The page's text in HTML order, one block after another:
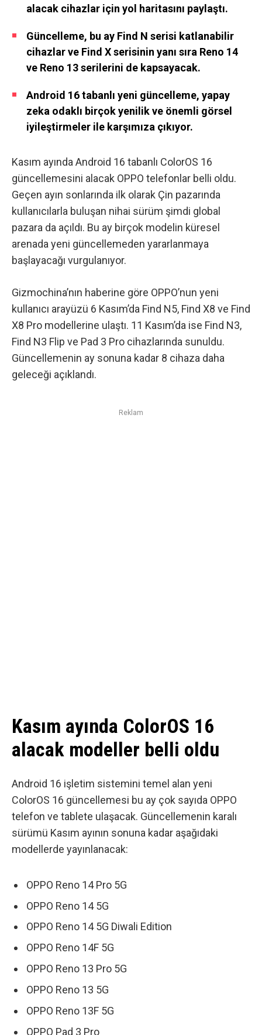
alacak cihazlar için yol haritasını paylaştı.
Güncelleme, bu ay Find N serisi katlanabilir
cihazlar ve Find X serisinin yanı sıra Reno 14
ve Reno 13 serilerini de kapsayacak.
Android 16 tabanlı yeni güncelleme, yapay
zeka odaklı birçok yenilik ve önemli görsel
iyileştirmeler ile karşımıza çıkıyor.
Kasım ayında Android 16 tabanlı ColorOS 16
güncellemesini alacak OPPO telefonlar belli oldu.
Geçen ayın sonlarında ilk olarak Çin pazarında
kullanıcılarla buluşan nihai sürüm şimdi global
pazara da açıldı. Bu ay birçok modelin küresel
arenada yeni güncellemeden yararlanmaya
başlayacağı vurgulanıyor.
Gizmochina’nın haberine göre OPPO’nun yeni
kullanıcı arayüzü 6 Kasım’da Find N5, Find X8 ve Find
X8 Pro modellerine ulaştı. 11 Kasım’da ise Find N3,
Find N3 Flip ve Pad 3 Pro cihazlarında sunuldu.
Güncellemenin ay sonuna kadar 8 cihaza daha
geleceği açıklandı.
Reklam
Kasım ayında ColorOS 16
alacak modeller belli oldu
Android 16 işletim sistemini temel alan yeni
ColorOS 16 güncellemesi bu ay çok sayıda OPPO
telefon ve tablete ulaşacak. Güncellemenin karalı
sürümü Kasım ayının sonuna kadar aşağıdaki
modellerde yayınlanacak:
OPPO Reno 14 Pro 5G
OPPO Reno 14 5G
OPPO Reno 14 5G Diwali Edition
OPPO Reno 14F 5G
OPPO Reno 13 Pro 5G
OPPO Reno 13 5G
OPPO Reno 13F 5G
OPPO Pad 3 Pro